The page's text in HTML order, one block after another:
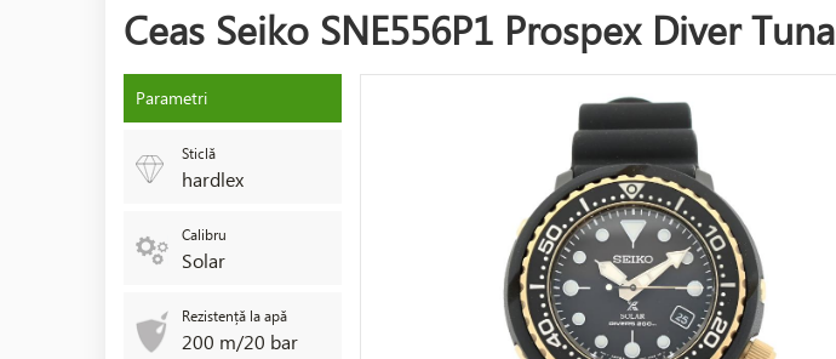
Ceas Seiko SNE556P1 Prospex Diver Tuna
Parametri
Sticlă
hardlex
Calibru
Solar
Rezistență la apă
200 m/20 bar